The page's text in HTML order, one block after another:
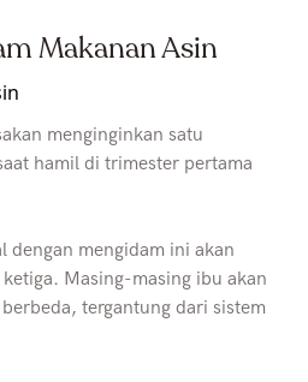
Makanan Asin
menginginkan satu
hamil di trimester pertama
dengan mengidam ini akan
Masing-masing ibu akan
tergantung dari sistem